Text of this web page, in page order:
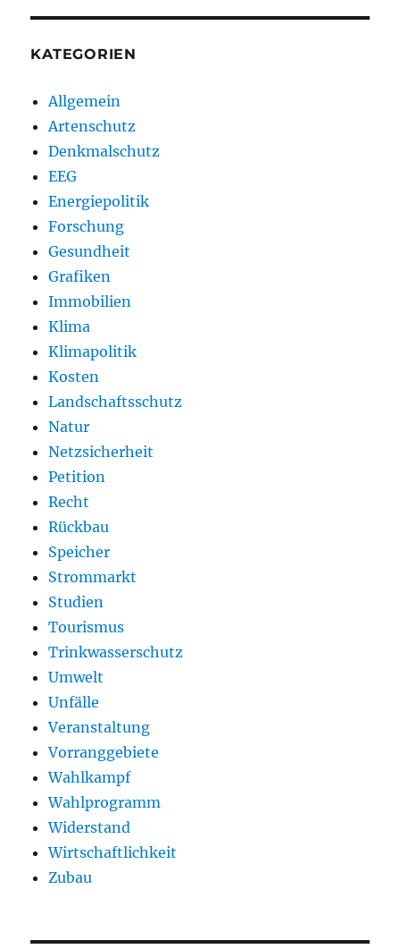
KATEGORIEN
Allgemein
Artenschutz
Denkmalschutz
EEG
Energiepolitik
Forschung
Gesundheit
Grafiken
Immobilien
Klima
Klimapolitik
Kosten
Landschaftsschutz
Natur
Netzsicherheit
Petition
Recht
Rückbau
Speicher
Strommarkt
Studien
Tourismus
Trinkwasserschutz
Umwelt
Unfälle
Veranstaltung
Vorranggebiete
Wahlkampf
Wahlprogramm
Widerstand
Wirtschaftlichkeit
Zubau